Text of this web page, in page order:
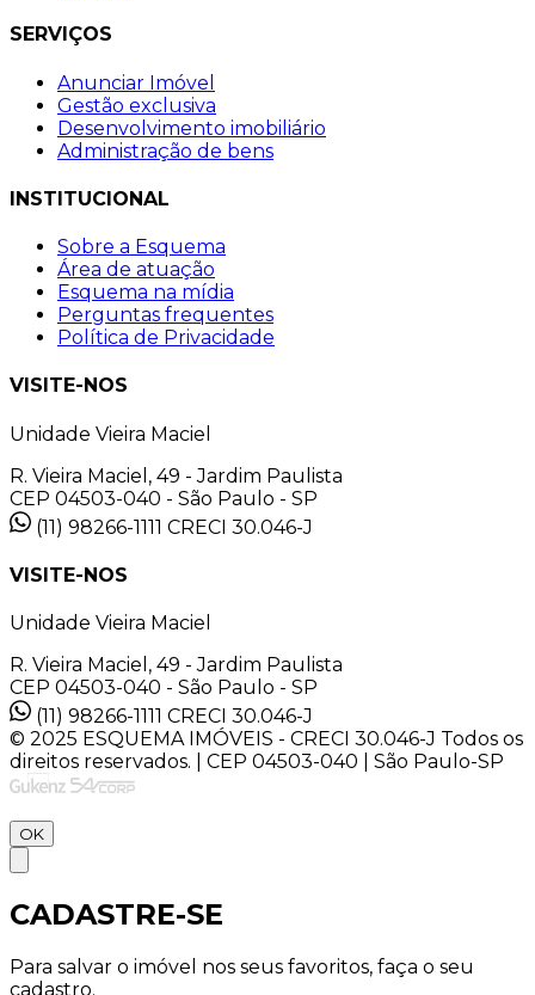
SERVIÇOS
Anunciar Imóvel
Gestão exclusiva
Desenvolvimento imobiliário
Administração de bens
INSTITUCIONAL
Sobre a Esquema
Área de atuação
Esquema na mídia
Perguntas frequentes
Política de Privacidade
VISITE-NOS
Unidade Vieira Maciel
R. Vieira Maciel, 49 - Jardim Paulista
CEP 04503-040 - São Paulo - SP
(11) 98266-1111 CRECI 30.046-J
VISITE-NOS
Unidade Vieira Maciel
R. Vieira Maciel, 49 - Jardim Paulista
CEP 04503-040 - São Paulo - SP
(11) 98266-1111 CRECI 30.046-J
© 2025 ESQUEMA IMÓVEIS - CRECI 30.046-J Todos os
direitos reservados. | CEP 04503-040 | São Paulo-SP
OK
CADASTRE-SE
Para salvar o imóvel nos seus favoritos, faça o seu
cadastro.